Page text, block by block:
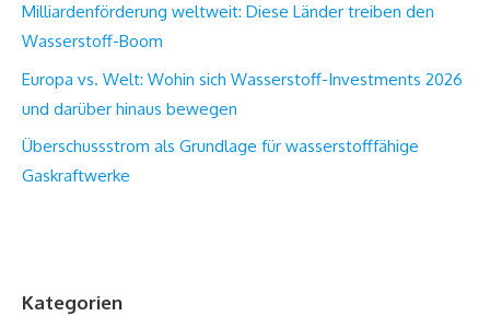
Milliardenförderung weltweit: Diese Länder treiben den
Wasserstoff-Boom
Europa vs. Welt: Wohin sich Wasserstoff-Investments 2026
und darüber hinaus bewegen
Überschussstrom als Grundlage für wasserstofffähige
Gaskraftwerke
Kategorien